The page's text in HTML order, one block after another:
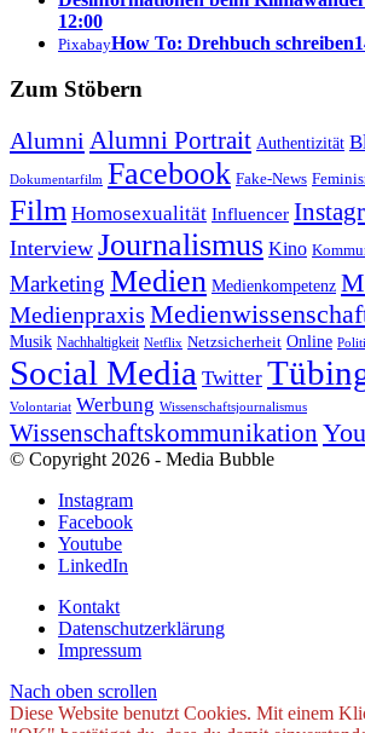
12:00
PixabayHow To: Drehbuch schreiben
Zum Stöbern
Alumni Alumni Portrait Authentizität
Dokumentarfilm Facebook Fake-News
Film Homosexualität Influencer
Interview Journalismus Kino
Marketing Medien Medienkompetenz
Medienpraxis
Musik Nachhaltigkeit Netflix Netzsicherheit Online
Social Media Twitter
Volontariat Werbung Wissenschaftsjournalismus
Wissenschaftskommunikation
© Copyright 2026 - Media Bubble
Instagram
Facebook
Youtube
LinkedIn
Kontakt
Datenschutzerklärung
Impressum
Nach oben scrollen
Diese Website benutzt Cookies. Mit einem